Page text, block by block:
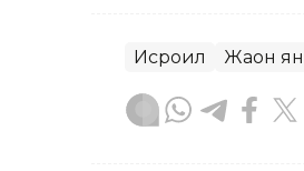
Исроил Жаҳон